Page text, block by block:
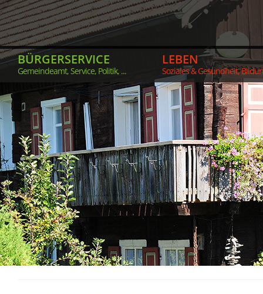
BÜRGERSERVICE
Gemeindeamt, Service, Politik, ...
LEBEN
Soziales & Gesundheit,